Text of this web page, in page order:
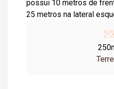
possui 10 metros de frente 10 metros de fundo
25 metros na lateral esquerda 25
Topografia Plana, na 2
opção para investir em
projeção de valorização